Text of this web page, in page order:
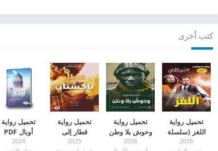
كتب أخرى
تحميل رواية
اللغز (سلسلة
تاكسي 6) pdf2026
تحميل رواية
وحوش بلا وطن
pdf
2026
تحميل رواية
قطار إلى
باكستان pdf
2025
تحميل رواية
أوبال PDF
2024